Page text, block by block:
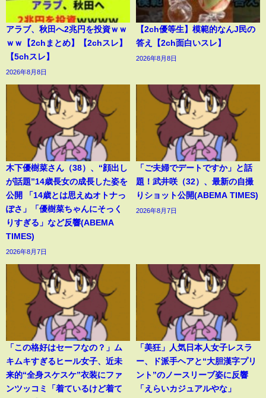
アラブ、秋田へ2兆円を投資ｗｗ
ｗｗ【2chまとめ】【2chスレ】
【5chスレ】
2026年8月8日
【2ch優等生】模範的なんJ民の
答え【2ch面白いスレ】
2026年8月8日
木下優樹菜さん（38）、“顔出し
が話題”14歳長女の成長した姿を
公開 「14歳とは思えぬオトナっ
ぽさ」「優樹菜ちゃんにそっく
りすぎる」など反響(ABEMA
TIMES)
2026年8月7日
「ご夫婦でデートですか」と話
題！武井咲（32）、最新の自撮
りショット公開(ABEMA TIMES)
2026年8月7日
「この格好はセーフなの？」ム
キムキすぎるヒール女子、近未
来的“全身スケスケ”衣装にファ
ンツッコミ「着ているけど着て
「美狂」人気日本人女子レスラ
ー、ド派手ヘアと“大胆漢字プリ
ント”のノースリーブ姿に反響
「えらいカジュアルやな」